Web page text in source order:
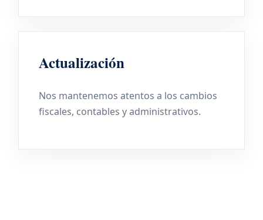
Actualización
Nos mantenemos atentos a los cambios
fiscales, contables y administrativos.